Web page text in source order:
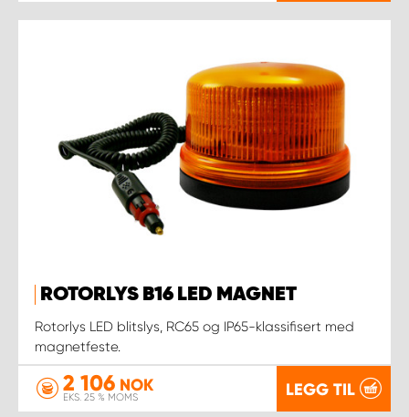
ROTORLYS B16 LED MAGNET
Rotorlys LED blitslys, RC65 og IP65-klassifisert med
magnetfeste.
2 106 NOK
EKS. 25 % MOMS LEGG TIL